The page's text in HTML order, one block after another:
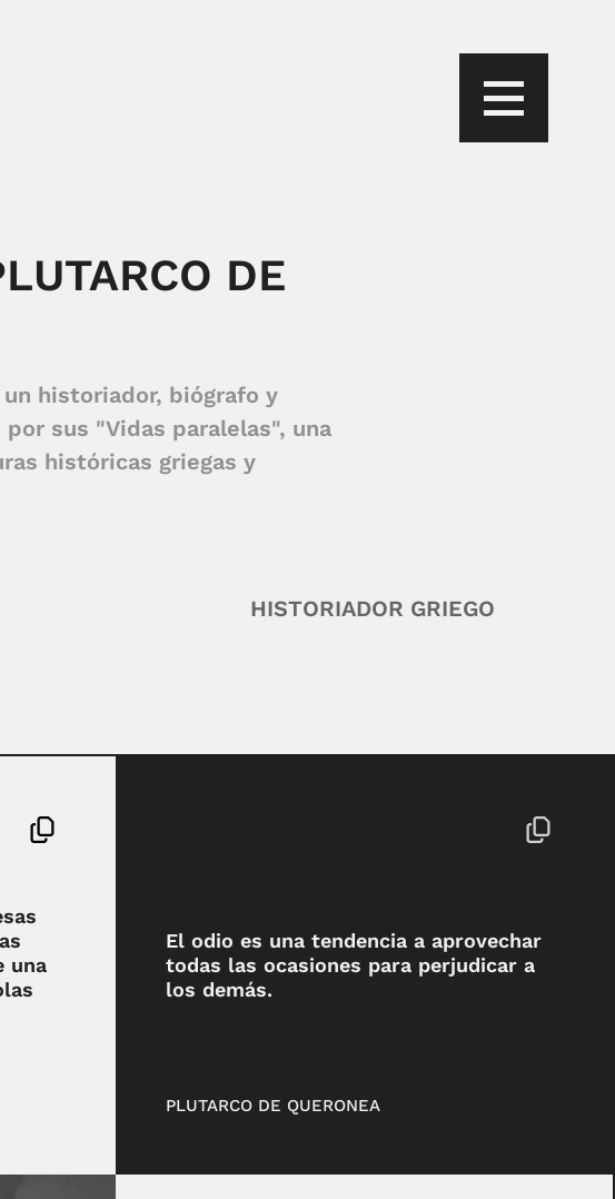
DE
historiador, biógrafo y
sus "Vidas paralelas", una
históricas griegas y
HISTORIADOR GRIEGO
una
El odio es una tendencia a aprovechar
todas las ocasiones para perjudicar a
los demás.
PLUTARCO DE QUERONEA